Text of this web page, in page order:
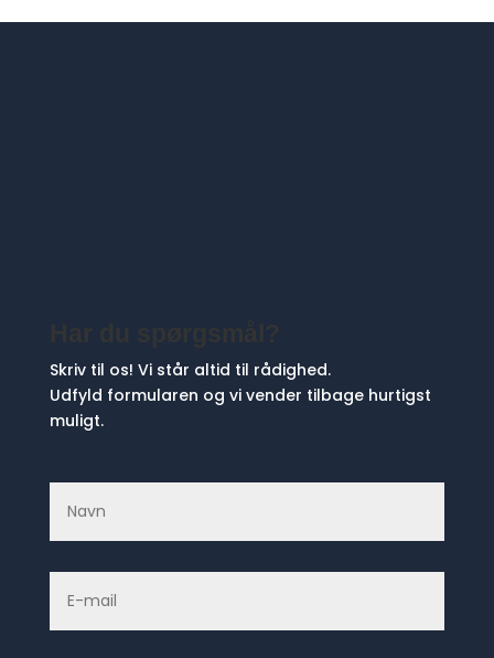
Skriv til os! Vi står altid til rådighed.
Udfyld formularen og vi vender tilbage hurtigst
muligt.